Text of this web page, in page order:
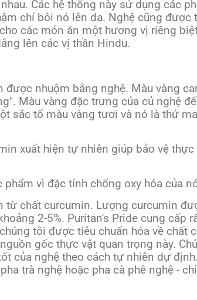
Các hệ thống này sử dụng các
chí bôi nó lên da. Nghệ cũng được
các món ăn một hương vị riêng
lên các vị thần Hindu.
nhuộm bằng nghệ. Màu vàng
Màu vàng đặc trưng của củ nghệ
sắc tố màu vàng tươi và nó là thứ
xuất hiện tự nhiên giúp bảo vệ
vì đặc tính chống oxy hóa của
chất curcumin. Lượng curcumin
2-5%. Puritan's Pride cung cấp
tôi được tiêu chuẩn hóa về chất
gốc thực vật quan trọng này.
của nghệ theo cách tự nhiên dự
trà nghệ hoặc pha cà phê nghệ -